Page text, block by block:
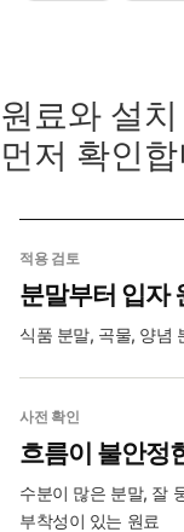
원료와 설
먼저 확인
적용 검토
분말부터 입자
식품 분말, 곡물, 양념
사전 확인
흐름이 불안정
수분이 많은 분말, 잘
부착성이 있는 원료